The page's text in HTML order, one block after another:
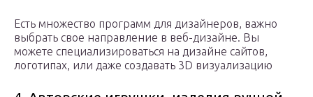
Есть множество программ для дизайнеров, важно
выбрать свое направление в веб-дизайне. Вы
можете специализироваться на дизайне сайтов,
логотипах, или даже создавать 3D визуализацию